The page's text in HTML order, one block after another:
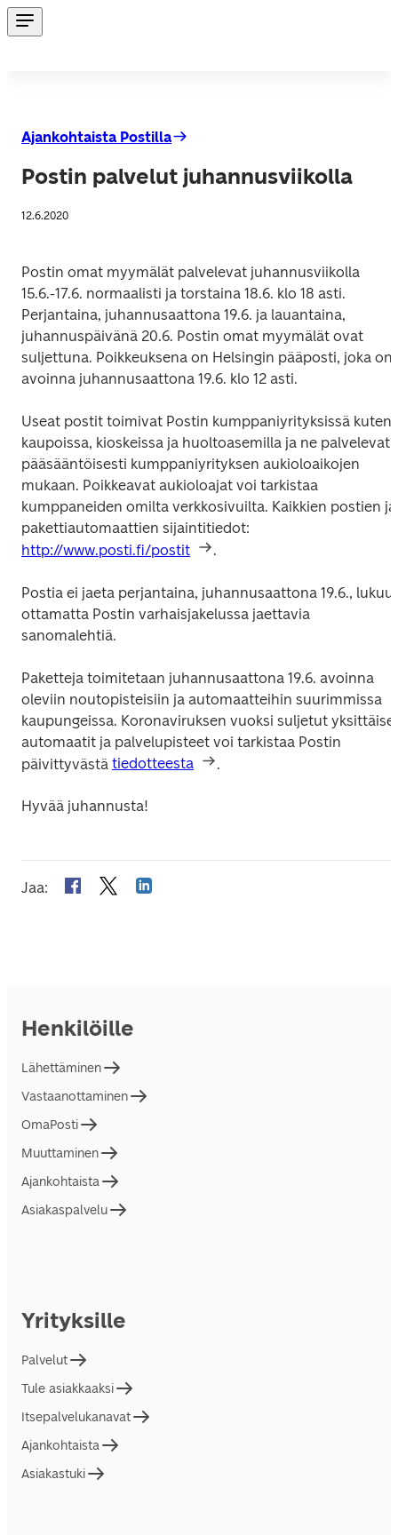
Ajankohtaista Postilla
Postin palvelut juhannusviikolla
12.6.2020
Postin omat myymälät palvelevat juhannusviikolla
15.6.-17.6. normaalisti ja torstaina 18.6. klo 18 asti.
Perjantaina, juhannusaattona 19.6. ja lauantaina,
juhannuspäivänä 20.6. Postin omat myymälät ovat
suljettuna. Poikkeuksena on Helsingin pääposti, joka on
avoinna juhannusaattona 19.6. klo 12 asti.
Useat postit toimivat Postin kumppaniyrityksissä kuten
kaupoissa, kioskeissa ja huoltoasemilla ja ne palvelevat
pääsääntöisesti kumppaniyrityksen aukioloaikojen
mukaan. Poikkeavat aukioloajat voi tarkistaa
kumppaneiden omilta verkkosivuilta. Kaikkien postien ja
http://www.posti.fi/postit
.
Postia ei jaeta perjantaina, juhannusaattona 19.6.,
ottamatta Postin varhaisjakelussa jaettavia
sanomalehtiä.
Paketteja toimitetaan juhannusaattona 19.6. avoinna
oleviin noutopisteisiin ja automaatteihin suurimmissa
kaupungeissa. Koronaviruksen vuoksi suljetut
automaatit ja palvelupisteet voi tarkistaa Postin
päivittyvästä tiedotteesta .
Hyvää juhannusta!
Jaa:
Henkilöille
Lähettäminen
Vastaanottaminen
OmaPosti
Muuttaminen
Ajankohtaista
Asiakaspalvelu
Yrityksille
Palvelut
Tule asiakkaaksi
Itsepalvelukanavat
Ajankohtaista
Asiakastuki